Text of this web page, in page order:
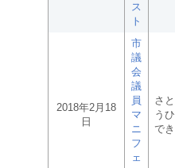
ス
ト
2018年2月18
日
市
議
会
議
員
マ
ニ
フ
ェ
さと
うひ
でき